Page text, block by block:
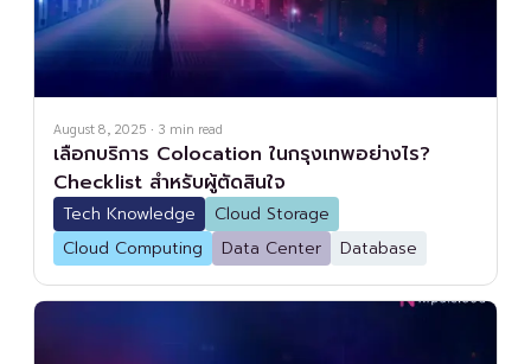
August 8, 2025 · 3 min read
เลือกบริการ Colocation ในกรุงเทพอย่างไร?
Checklist สำหรับผู้ตัดสินใจ
Tech Knowledge
Cloud Storage
Cloud Computing
Data Center Database